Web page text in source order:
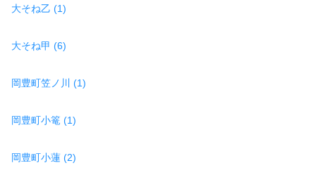
大そね乙 (1)
大そね甲 (6)
岡豊町笠ノ川 (1)
岡豊町小篭 (1)
岡豊町小蓮 (2)